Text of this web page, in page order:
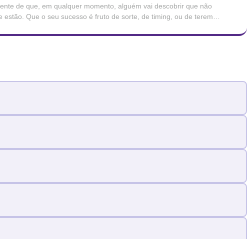
de que, em qualquer momento, alguém vai descobrir que não
estão. Que o seu sucesso é fruto de sorte, de timing, ou de terem